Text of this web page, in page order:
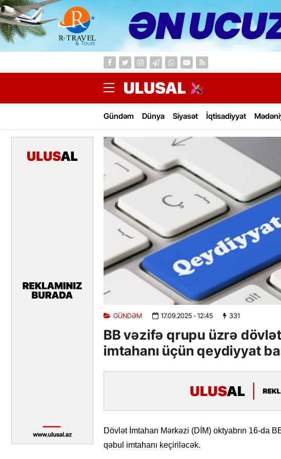
Gündəm Dünya Siyasət İqtisadiyyat
GÜNDƏM 17.09.2025- 12:45 331
BB vəzifə qrupu üzrə
imtahanı üçün qeydiyyat
Dövlət İmtahan Mərkəzi (DİM) oktyabrın 16-da
qəbul imtahanı keçiriləcək.